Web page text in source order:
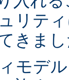
リテ
きま
モデ